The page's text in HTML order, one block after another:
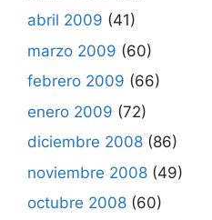
abril 2009 (41)
marzo 2009 (60)
febrero 2009 (66)
enero 2009 (72)
diciembre 2008 (86)
noviembre 2008 (49)
octubre 2008 (60)